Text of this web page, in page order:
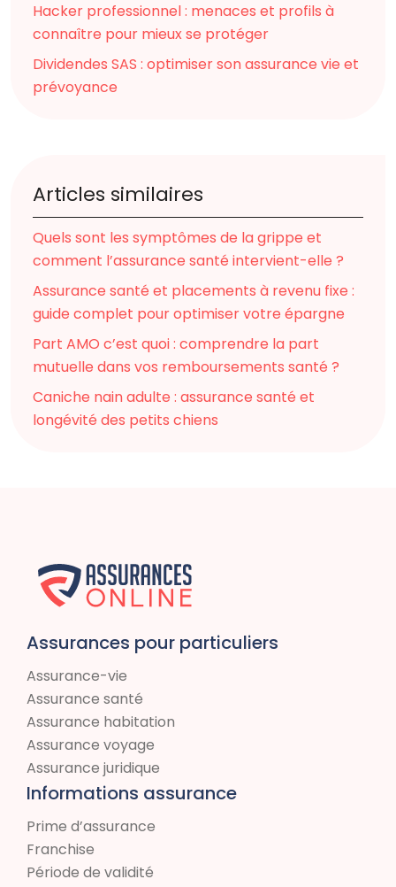
Hacker professionnel : menaces et profils à
connaître pour mieux se protéger
Dividendes SAS : optimiser son assurance vie et
prévoyance
Articles similaires
Quels sont les symptômes de la grippe et
comment l’assurance santé intervient-elle ?
Assurance santé et placements à revenu fixe :
guide complet pour optimiser votre épargne
Part AMO c’est quoi : comprendre la part
mutuelle dans vos remboursements santé ?
Caniche nain adulte : assurance santé et
longévité des petits chiens
Assurances pour particuliers
Assurance-vie
Assurance santé
Assurance habitation
Assurance voyage
Assurance juridique
Informations assurance
Prime d’assurance
Franchise
Période de validité